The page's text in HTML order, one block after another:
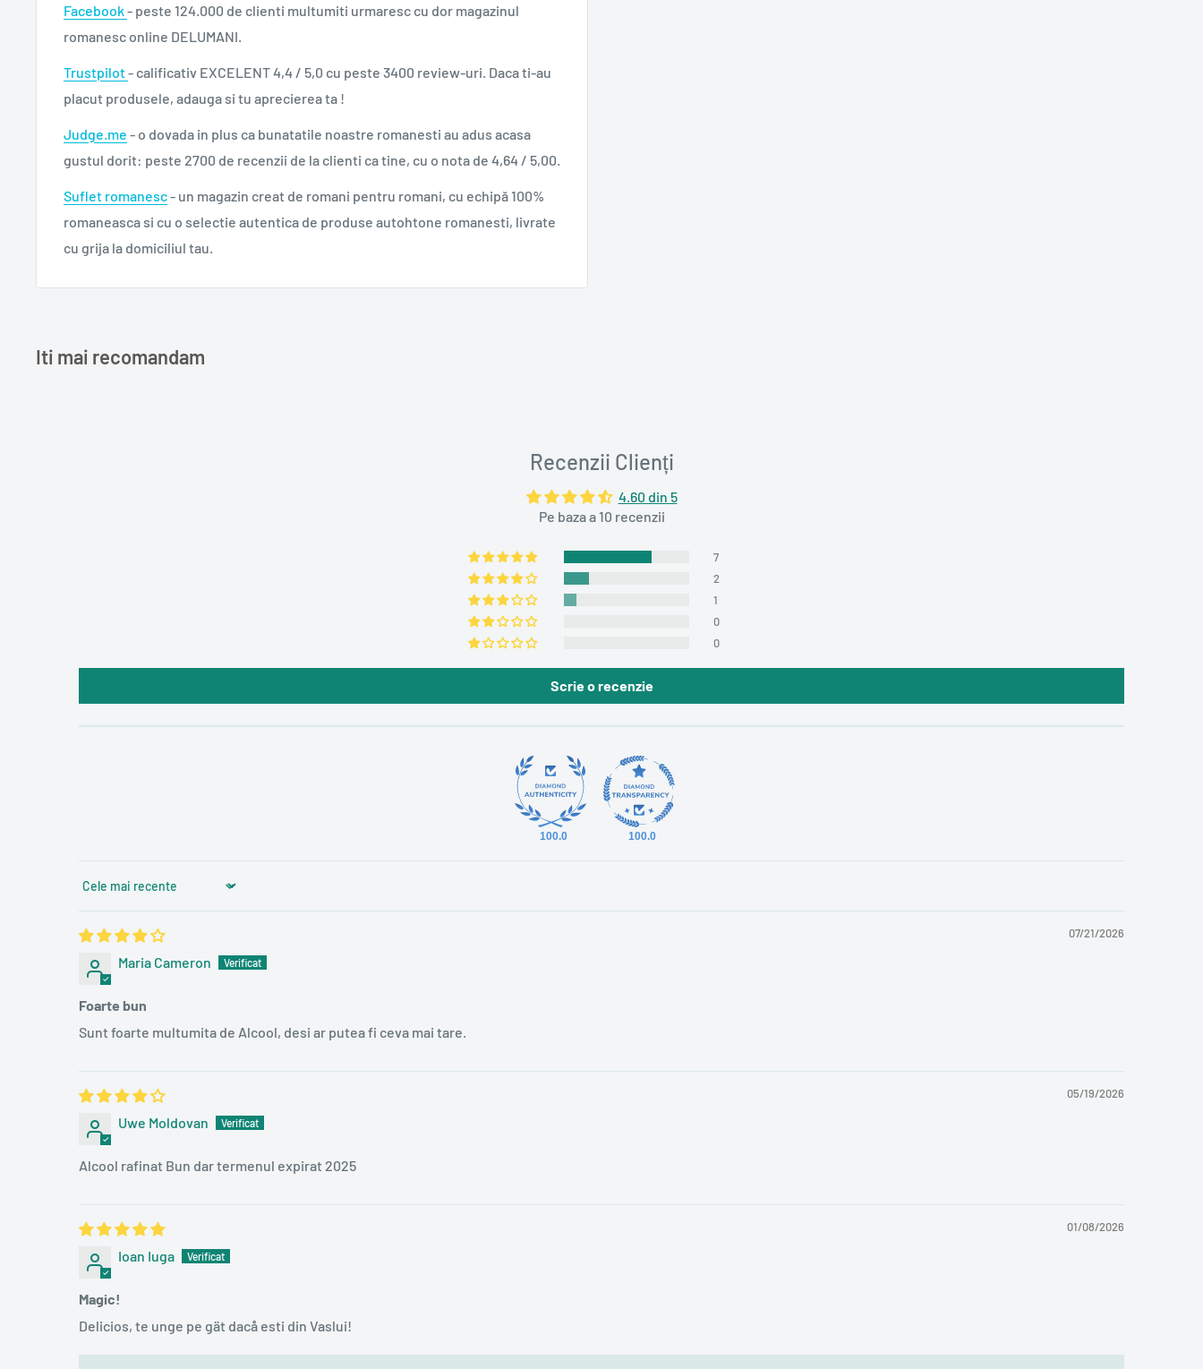
Facebook- peste 124.000 de clienti multumiti urmaresc cu dor magazinul
romanesc online DELUMANI.
Trustpilot- calificativ EXCELENT 4,4 / 5,0 cu peste 3400 review-uri. Daca ti-au
placut produsele, adauga si tu aprecierea ta !
Judge.me - o dovada in plus ca bunatatile noastre romanesti au adus acasa
gustul dorit: peste 2700 de recenzii de la clienti ca tine, cu o nota de 4,64 / 5,00.
Suflet romanesc- un magazin creat de romani pentru romani, cu echipă 100%
romaneasca si cu o selectie autentica de produse autohtone romanesti, livrate
cu grija la domiciliul tau.
Iti mai recomandam
Recenzii Clienți
4.60 din 5
Pe baza a 10 recenzii
7
2
1
0
0
Scrie o recenzie
100.0 100.0
Sort by
07/21/2026
Maria Cameron
Foarte bun
Sunt foarte multumita de Alcool, desi ar putea fi ceva mai tare.
05/19/2026
Uwe Moldovan
Alcool rafinat Bun dar termenul expirat 2025
01/08/2026
Ioan Iuga
Magic!
Delicios, te unge pe gät dacå esti din Vaslui!